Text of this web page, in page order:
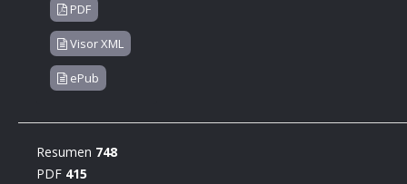
PDF
Visor XML
ePub
Resumen 748
PDF 415